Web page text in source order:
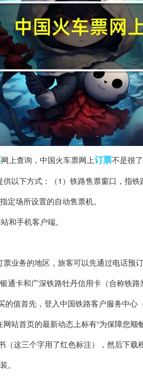
网上查询，中国火车票网上订票不是很
以下方式：（1）铁路售票窗口，指铁
定场所设置的自动售票机。
和手机客户端。
业务的地区，旅客可以先通过电话预
通卡和广深铁路牡丹信用卡（合称铁
的值首先，登入中国铁路客户服务中心
站首页的最新动态上标有“为保障您顺
（这三个字用了红色标注），然后下载
。